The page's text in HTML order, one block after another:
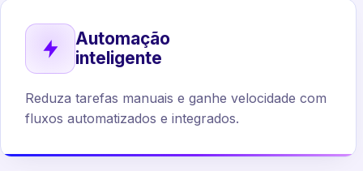
Automação
inteligente
Reduza tarefas manuais e ganhe velocidade com
fluxos automatizados e integrados.